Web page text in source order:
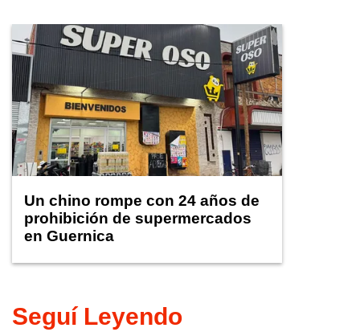
Un chino rompe con 24 años de
prohibición de supermercados
en Guernica
Seguí Leyendo